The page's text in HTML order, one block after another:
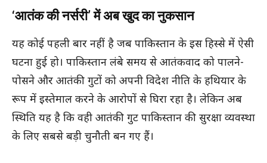
‘आतंक की नर्सरी’ में अब खुद का नुकसान
यह कोई पहली बार नहीं है जब पाकिस्तान के इस हिस्से में ऐसी
घटना हुई हो। पाकिस्तान लंबे समय से आतंकवाद को पालने-
पोसने और आतंकी गुटों को अपनी विदेश नीति के हथियार के
रूप में इस्तेमाल करने के आरोपों से घिरा रहा है। लेकिन अब
स्थिति यह है कि वही आतंकी गुट पाकिस्तान की सुरक्षा व्यवस्था
के लिए सबसे बड़ी चुनौती बन गए हैं।